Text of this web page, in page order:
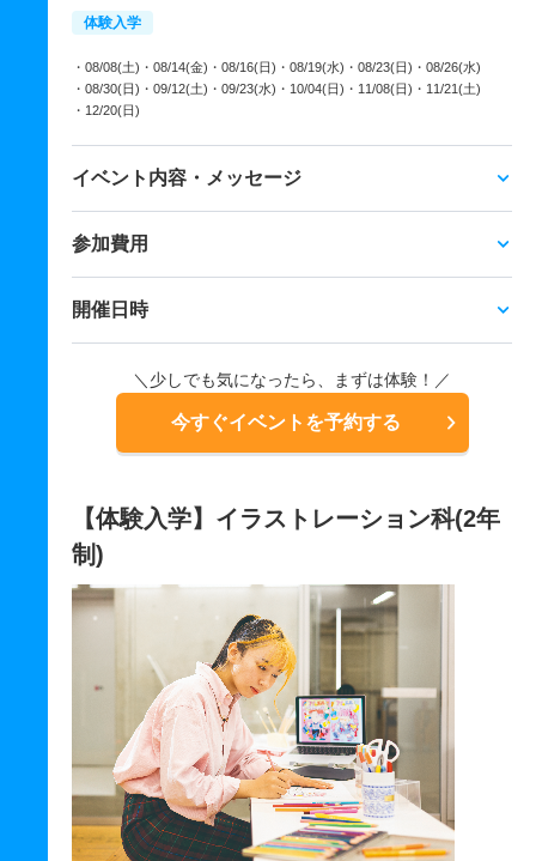
体験入学
・08/08(土) ・08/14(金) ・08/16(日) ・08/19(水) ・08/23(日) ・08/26(水)
・08/30(日) ・09/12(土) ・09/23(水) ・10/04(日) ・11/08(日) ・11/21(土)
・12/20(日)
イベント内容・メッセージ
参加費用
開催日時
＼少しでも気になったら、まずは体験！／
今すぐイベントを予約する
【体験入学】イラストレーション科(2年
制)